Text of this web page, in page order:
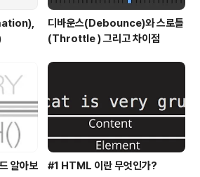
디바운스(Debounce)와 스로틀
(Throttle ) 그리고 차이점
알아보
#1 HTML 이란 무엇인가?